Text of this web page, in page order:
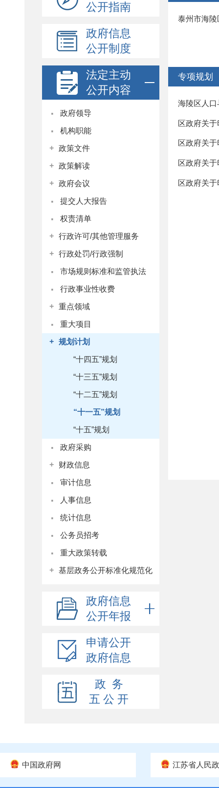
公开指南
政府信息
公开制度
法定主动
公开内容
· 政府领导
· 机构职能
+ 政策文件
+ 政策解读
+ 政府会议
· 提交人大报告
· 权责清单
+ 行政许可/其他管理服务
+ 行政处罚/行政强制
· 市场规则标准和监管执法
· 行政事业性收费
+ 重点领域
· 重大项目
+ 规划计划
“十四五”规划
“十三五”规划
“十二五”规划
“十一五”规划
“十五”规划
· 政府采购
+ 财政信息
· 审计信息
· 人事信息
· 统计信息
· 公务员招考
· 重大政策转载
+ 基层政务公开标准化规范化
政府信息
公开年报
申请公开
政府信息
政 务
五 公 开
泰州市海
专项规划
海陵区人口
区政府关
区政府关
区政府关
区政府关
中国政府网 江苏省人民